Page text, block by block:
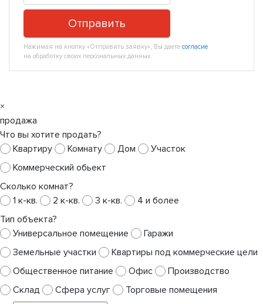
Отправить
Нажимая на кнопку «Отправить заявку», Вы даете согласие
на обработку своих персональных данных.
×
продажа
Что вы хотите продать?
Квартиру
Комнату Дом
Участок
Коммерческий обьект
Сколько комнат?
1 к-кв.
2 к-кв. 3 к-кв.
4 и более
Тип объекта?
Универсальное помещение
Гаражи
Земельные участки
Квартиры под коммерческие цели
Общественное питание
Офис
Производство
Склад
Сфера услуг Торговые помещения